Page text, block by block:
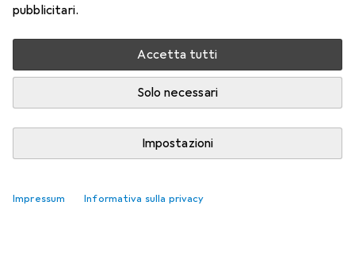
pubblicitari.
Accetta tutti
Solo necessari
Impostazioni
Impressum Informativa sulla privacy
Non ci sono ancora discussioni
il tuo contributo